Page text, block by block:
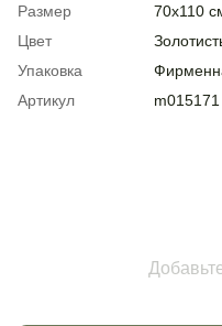
Размер
70x110
Цвет
Упаковка
Артикул
m015171